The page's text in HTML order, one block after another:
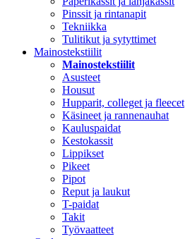
Pinssit ja rintanapit
Tekniikka
Tulitikut ja sytyttimet
Mainostekstiilit
Mainostekstiilit
Asusteet
Housut
Hupparit, colleget ja fleecet
Käsineet ja rannenauhat
Kauluspaidat
Kestokassit
Lippikset
Pikeet
Pipot
Reput ja laukut
T-paidat
Takit
Työvaatteet